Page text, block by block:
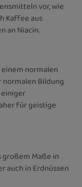
vor, wie
Kaffee aus
an Niacin.
normalen
Bildung
für geistige
Maße in
auch in Erdnüssen